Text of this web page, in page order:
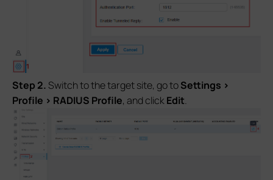
Step 2.Switch to the target site, go toSettings >
Profile > RADIUS Profile, and clickEdit.